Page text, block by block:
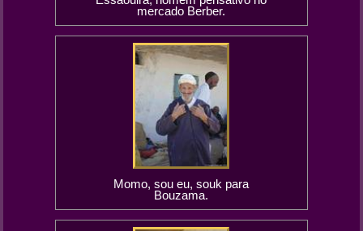
mercado Berber.
Momo, sou eu, souk para
Bouzama.